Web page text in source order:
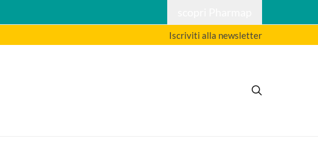
Iscriviti alla newsletter